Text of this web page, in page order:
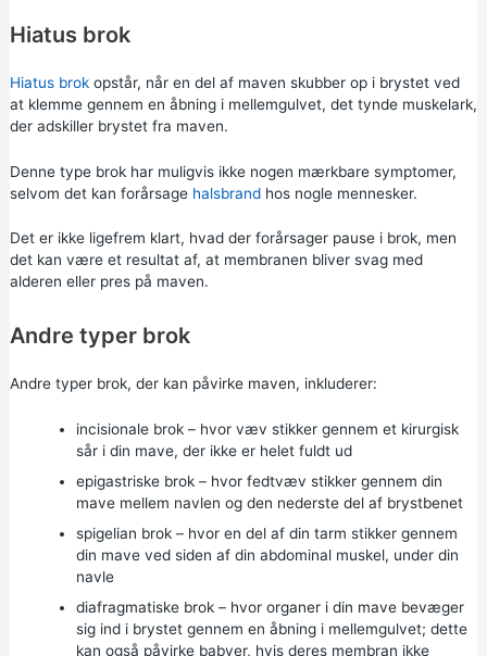
Hiatus brok
Hiatus brokopstår, når en del af maven skubber op i brystet ved
at klemme gennem en åbning i mellemgulvet, det tynde muskelark,
der adskiller brystet fra maven.
Denne type brok har muligvis ikke nogen mærkbare symptomer,
selvom det kan forårsage halsbrandhos nogle mennesker.
Det er ikke ligefrem klart, hvad der forårsager pause i brok, men
det kan være et resultat af, at membranen bliver svag med
alderen eller pres på maven.
Andre typer brok
Andre typer brok, der kan påvirke maven, inkluderer:
incisionale brok – hvor væv stikker gennem et kirurgisk
sår i din mave, der ikke er helet fuldt ud
epigastriske brok – hvor fedtvæv stikker gennem din
mave mellem navlen og den nederste del af brystbenet
spigelian brok – hvor en del af din tarm stikker gennem
din mave ved siden af din abdominal muskel, under din
navle
diafragmatiske brok – hvor organer i din mave bevæger
sig ind i brystet gennem en åbning i mellemgulvet; dette
kan også påvirke babyer, hvis deres membran ikke